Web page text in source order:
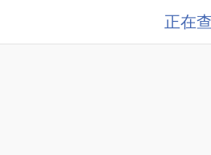
正在